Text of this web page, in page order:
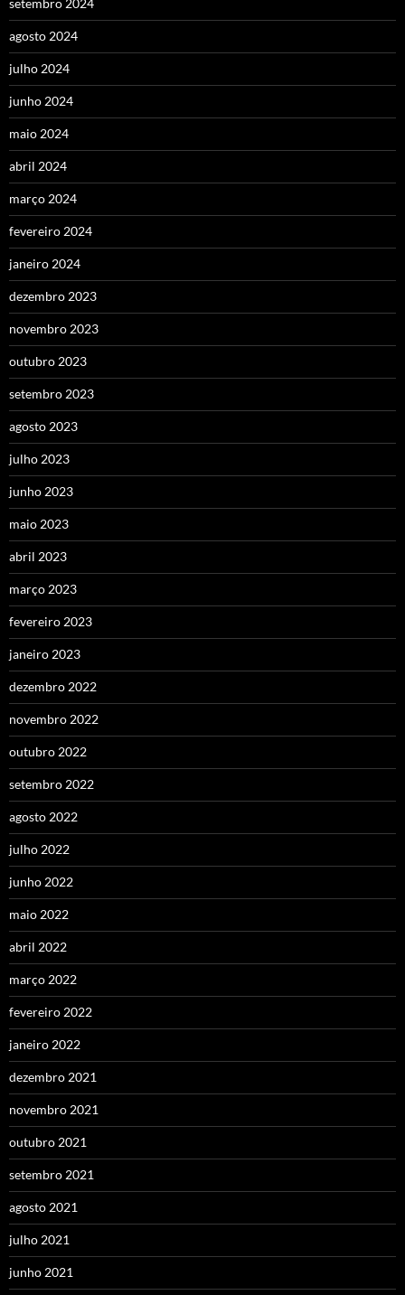
agosto 2024
julho 2024
junho 2024
maio 2024
abril 2024
março 2024
fevereiro 2024
janeiro 2024
dezembro 2023
novembro 2023
outubro 2023
setembro 2023
agosto 2023
julho 2023
junho 2023
maio 2023
abril 2023
março 2023
fevereiro 2023
janeiro 2023
dezembro 2022
novembro 2022
outubro 2022
setembro 2022
agosto 2022
julho 2022
junho 2022
maio 2022
abril 2022
março 2022
fevereiro 2022
janeiro 2022
dezembro 2021
novembro 2021
outubro 2021
setembro 2021
agosto 2021
julho 2021
junho 2021